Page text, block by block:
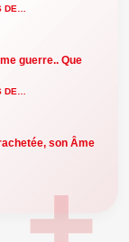
DE…
guerre.. Que
DE…
son Âme